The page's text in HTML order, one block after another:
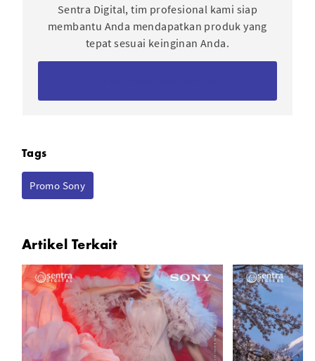
Sentra Digital, tim profesional kami siap
membantu Anda mendapatkan produk yang
tepat sesuai keinginan Anda.
Tags
Promo Sony
Artikel Terkait